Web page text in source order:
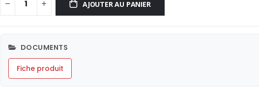
AJOUTER AU PANIER
DOCUMENTS
Fiche produit